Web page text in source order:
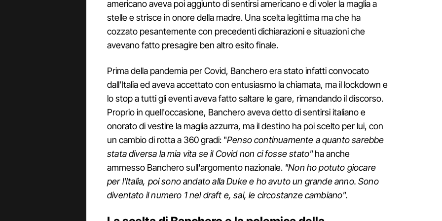
americano aveva poi aggiunto di sentirsi americano e di voler la maglia a
stelle e strisce in onore della madre. Una scelta legittima ma che ha
cozzato pesantemente con precedenti dichiarazioni e situazioni che
avevano fatto presagire ben altro esito finale.
Prima della pandemia per Covid, Banchero era stato infatti convocato
dall’Italia ed aveva accettato con entusiasmo la chiamata, ma il lockdown e
lo stop a tutti gli eventi aveva fatto saltare le gare, rimandando il discorso.
Proprio in quell'occasione, Banchero aveva detto di sentirsi italiano e
onorato di vestire la maglia azzurra, ma il destino ha poi scelto per lui, con
un cambio di rotta a 360 gradi: "Penso continuamente a quanto sarebbe
stata diversa la mia vita se il Covid non ci fosse stato"ha anche
ammesso Banchero sull'argomento nazionale. "Non ho potuto giocare
per l'Italia, poi sono andato alla Duke e ho avuto un grande anno. Sono
diventato il numero 1 nel draft e, sai, le circostanze cambiano".